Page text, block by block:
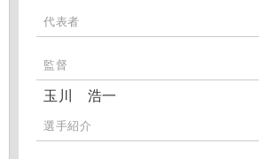
代表者
監督
玉川 浩一
選手紹介